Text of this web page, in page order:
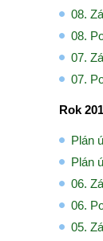
08.
08.
07.
07.
Rok
Plán
Plán
06.
06.
05.